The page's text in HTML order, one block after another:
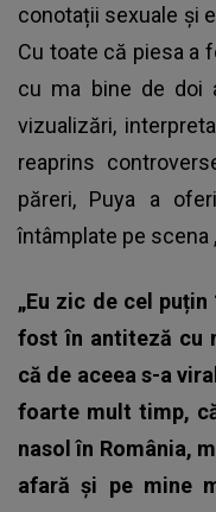
conotații sexuale și
Cu toate că piesa a
cu ma bine de doi
vizualizări,
reaprins
păreri, Puya a
întâmplate pe scena
„Eu zic de cel
fost în antiteză cu
că de aceea s-a
foarte mult timp,
nasol în România,
afară și pe mine